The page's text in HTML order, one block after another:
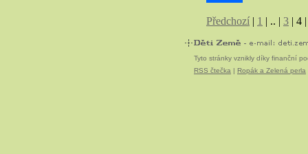
Předchozí | 1 | .. | 3 | 4
Tyto stránky vznikly díky finanční
RSS čtečka | Ropák a Zelená perla